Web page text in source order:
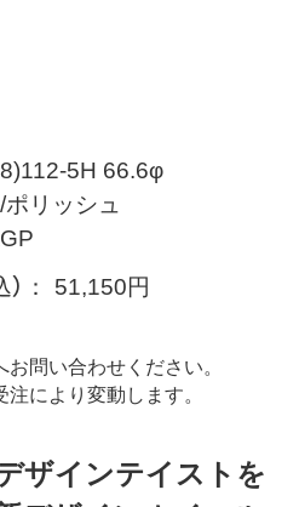
5H 66.6φ
リッシュ
51,150円
お問い合わせください。
により変動します。
ザインテイストを